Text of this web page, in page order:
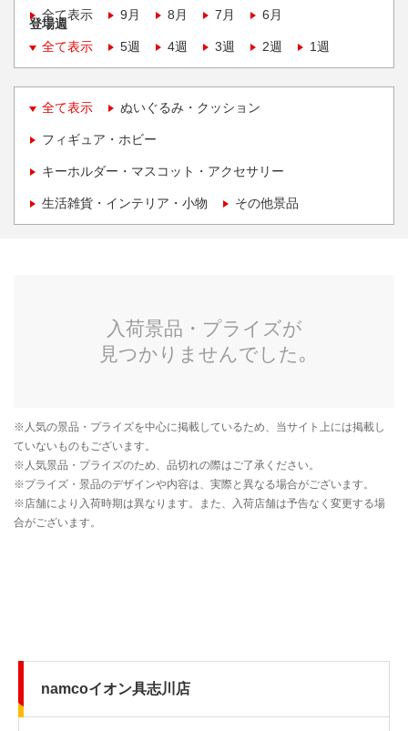
全て表示
9月 8月 7月 6月
登場週
全て表示
5週 4週 3週 2週 1週
全て表示 ぬいぐるみ・クッション
フィギュア・ホビー
キーホルダー・マスコット・アクセサリー
生活雑貨・インテリア・小物 その他景品
namcoイオン具志川店